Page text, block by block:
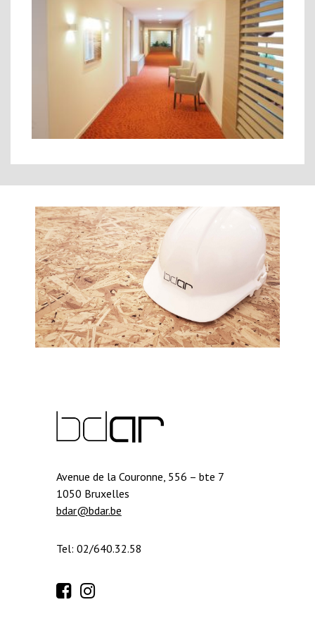
Avenue de la Couronne, 556 – bte 7
1050 Bruxelles
bdar@bdar.be
Tel: 02/640.32.58